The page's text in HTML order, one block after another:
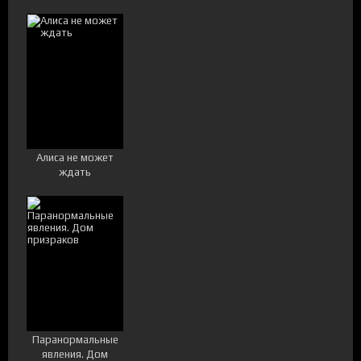
Алиса не может
ждать
Паранормальные
явления. Дом